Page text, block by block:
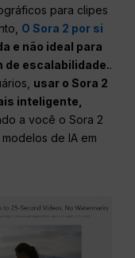
para clipes
O Sora 2 por si
e não ideal para
de escalabilidade..
usar o Sora 2
inteligente,
a você o Sora 2
de IA em